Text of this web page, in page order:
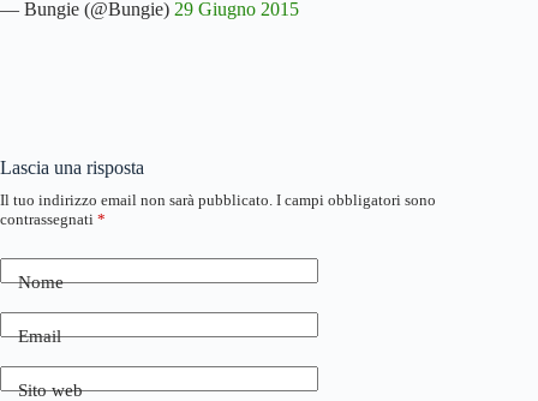
— Bungie (@Bungie) 29 Giugno 2015
Lascia una risposta
Il tuo indirizzo email non sarà pubblicato. I campi obbligatori sono
contrassegnati *
Nome
Email
Sito web